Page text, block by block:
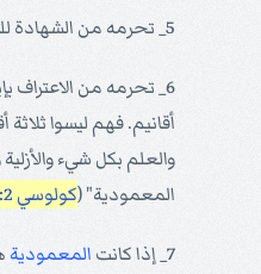
5_ تحرمه من الشهادة للمسيح.
6_ تحرمه من الاعتراف
أقانيم. فهم ليسوا
والعلم بكل شيء
المعمودية" (كولوسي 2: 12
7_ إذا كانت المعمودية